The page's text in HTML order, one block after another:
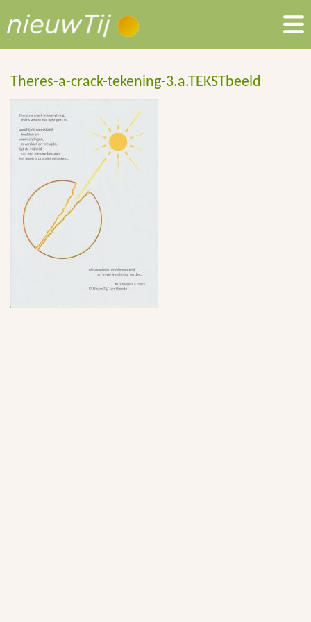
Theres-a-crack-tekening-3.a.TEKSTbeeld